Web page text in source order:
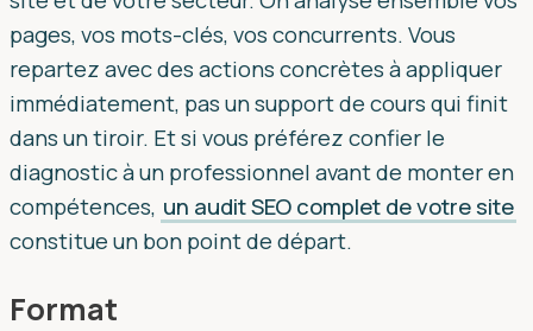
pages, vos mots-clés, vos concurrents. Vous
repartez avec des actions concrètes à appliquer
immédiatement, pas un support de cours qui finit
dans un tiroir. Et si vous préférez confier le
diagnostic à un professionnel avant de monter en
compétences, un audit SEO complet de votre site
constitue un bon point de départ.
Format